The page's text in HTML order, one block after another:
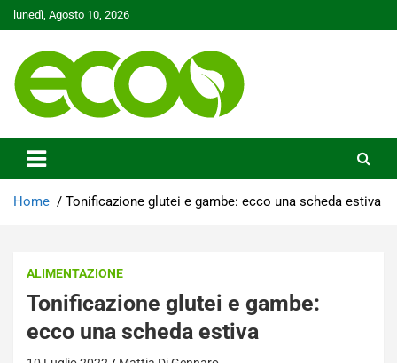
Skip
to
lunedì, Agosto 10, 2026
Ecoo.it
Home Tonificazione glutei e gambe: ecco una scheda estiva
ALIMENTAZIONE
Tonificazione glutei e gambe:
ecco una scheda estiva